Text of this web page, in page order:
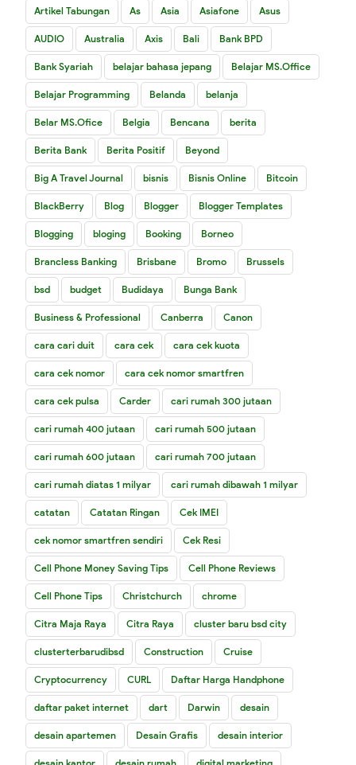
Artikel Tabungan As Asia Asiafone Asus
AUDIO Australia Axis Bali Bank BPD
Bank Syariah belajar bahasa jepang Belajar MS.Office
Belajar Programming Belanda belanja
Belar MS.Ofice Belgia Bencana berita
Berita Bank Berita Positif Beyond
Big A Travel Journal bisnis Bisnis Online Bitcoin
BlackBerry Blog Blogger Blogger Templates
Blogging bloging Booking Borneo
Brancless Banking Brisbane Bromo Brussels
bsd budget Budidaya Bunga Bank
Business & Professional Canberra Canon
cara cari duit cara cek cara cek kuota
cara cek nomor cara cek nomor smartfren
cara cek pulsa Carder cari rumah 300 jutaan
cari rumah 400 jutaan cari rumah 500 jutaan
cari rumah 600 jutaan cari rumah 700 jutaan
cari rumah diatas 1 milyar cari rumah dibawah 1 milyar
catatan Catatan Ringan Cek IMEI
cek nomor smartfren sendiri Cek Resi
Cell Phone Money Saving Tips Cell Phone Reviews
Cell Phone Tips Christchurch chrome
Citra Maja Raya Citra Raya cluster baru bsd city
clusterterbarudibsd Construction Cruise
Cryptocurrency CURL Daftar Harga Handphone
daftar paket internet dart Darwin desain
desain apartemen Desain Grafis desain interior